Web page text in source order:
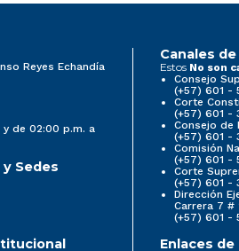
Reyes Echandía
y de 02:00 p.m. a
Sedes
Canales
Estos No son
Consejo
(+57) 601 -
Corte
(+57) 601 -
Consejo de
(+57) 601 -
Comisión
(+57) 601 -
Corte
(+57) 601 -
Dirección
Carrera 7 #
(+57) 601 -
Enlaces